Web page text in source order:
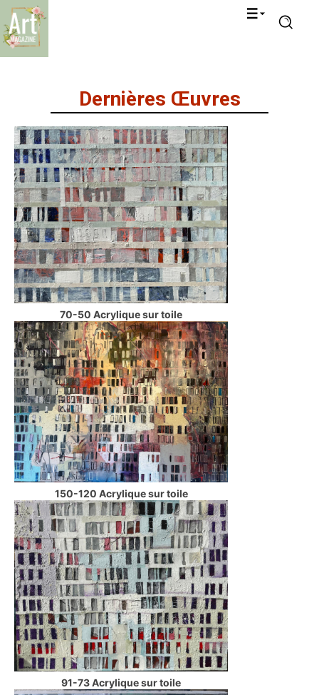
Dernières Œuvres
70-50 Acrylique sur toile
150-120 Acrylique sur toile
91-73 Acrylique sur toile